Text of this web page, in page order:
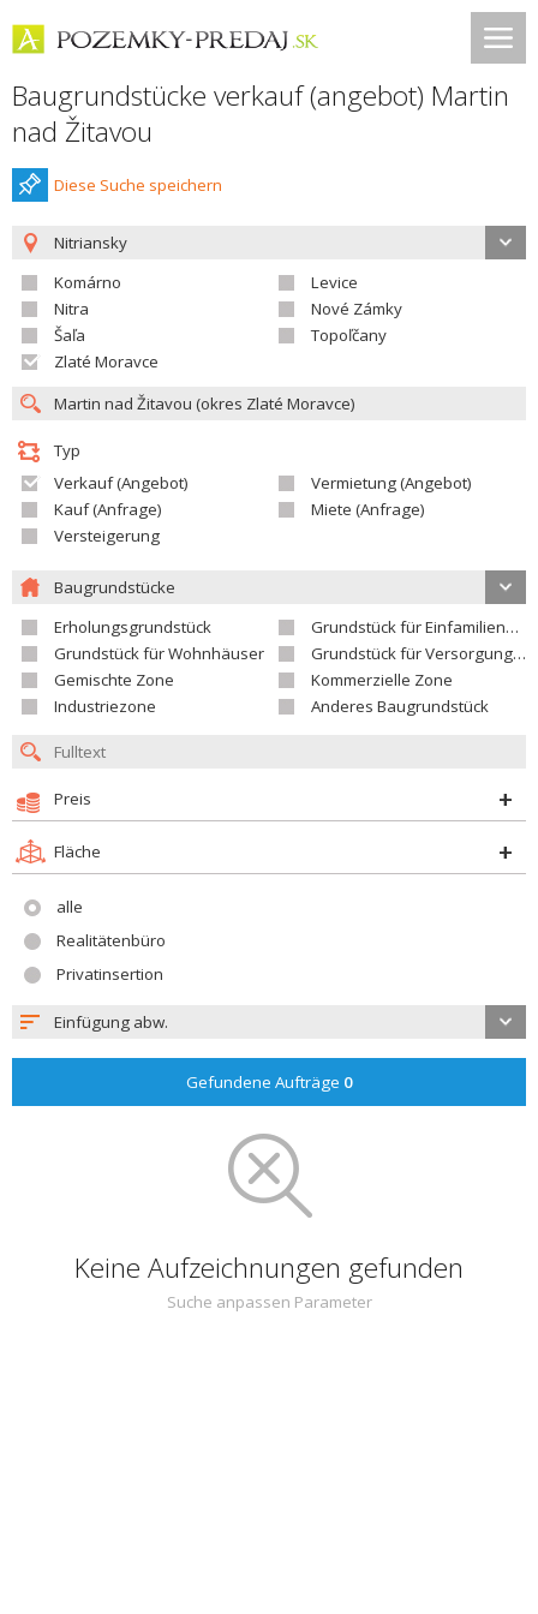
Baugrundstücke verkauf (angebot) Martin
nad Žitavou
Diese Suche speichern
Nitriansky
Komárno
Levice
Nitra
Nové Zámky
Šaľa
Topoľčany
Zlaté Moravce
Typ
Verkauf (Angebot)
Vermietung (Angebot)
Kauf (Anfrage)
Miete (Anfrage)
Versteigerung
Baugrundstücke
Erholungsgrundstück
Grundstück für Einfamilienhäuser
Grundstück für Wohnhäuser
Grundstück für Versorgungseinrichtungen
Gemischte Zone
Kommerzielle Zone
Industriezone
Anderes Baugrundstück
Preis
Fläche
alle
Realitätenbüro
Privatinsertion
Einfügung abw.
Gefundene Aufträge 0
Keine Aufzeichnungen gefunden
Suche anpassen Parameter